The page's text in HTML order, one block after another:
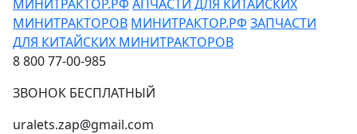
МИНИТРАКТОР.РФ АПЧАСТИ ДЛЯ КИТАЙСКИХ
МИНИТРАКТОРОВ МИНИТРАКТОР.РФ ЗАПЧАСТИ
ДЛЯ КИТАЙСКИХ МИНИТРАКТОРОВ
8 800 77-00-985
ЗВОНОК БЕСПЛАТНЫЙ
uralets.zap@gmail.com